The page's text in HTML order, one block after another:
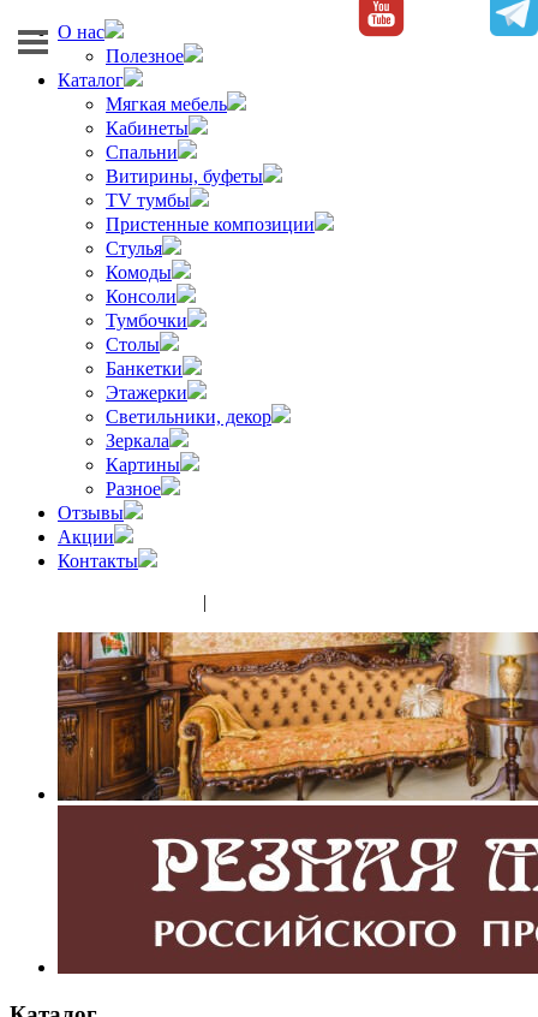
О нас
Полезное
Каталог
Мягкая мебель
Кабинеты
Спальни
Витирины, буфеты
TV тумбы
Пристенные композиции
Стулья
Комоды
Консоли
Тумбочки
Столы
Банкетки
Этажерки
Светильники, декор
Зеркала
Картины
Разное
Отзывы
Акции
Контакты
|